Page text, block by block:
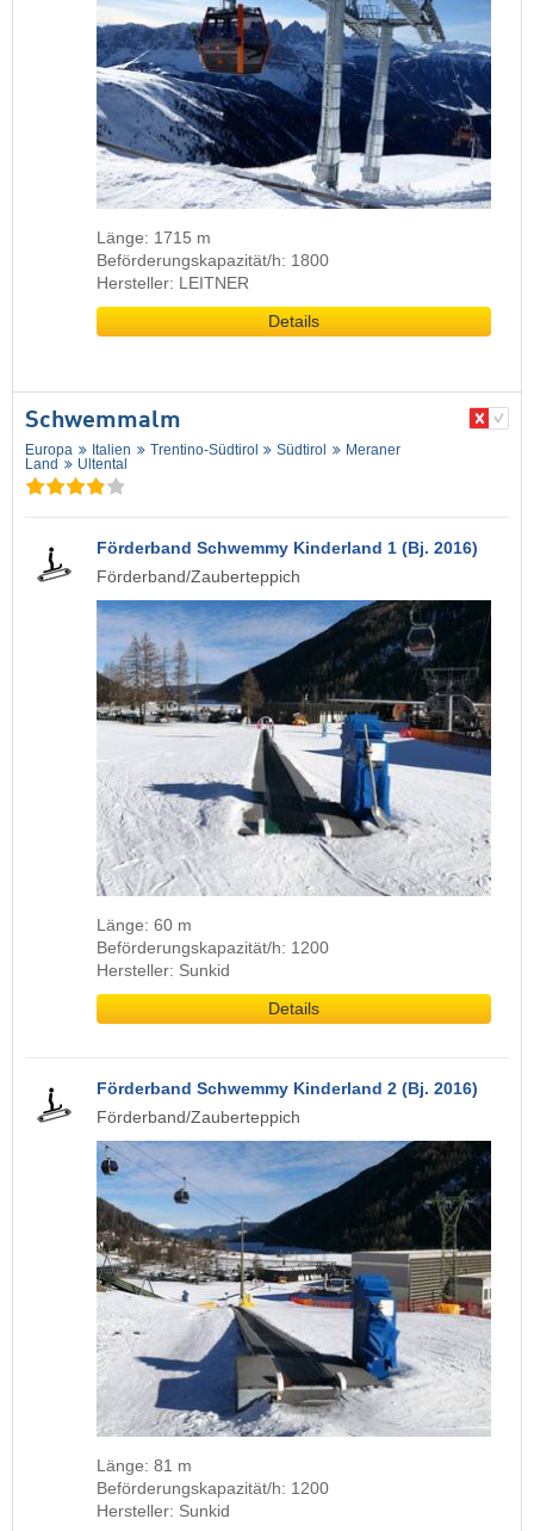
Länge: 1715 m
Beförderungskapazität/h: 1800
Hersteller: LEITNER
Details
Schwemmalm
Europa Italien Trentino-Südtirol Südtirol
Meraner
Land
Ultental
Förderband Schwemmy Kinderland 1 (Bj. 2016)
Förderband/Zauberteppich
Länge: 60 m
Beförderungskapazität/h: 1200
Hersteller: Sunkid
Details
Förderband Schwemmy Kinderland 2 (Bj. 2016)
Förderband/Zauberteppich
Länge: 81 m
Beförderungskapazität/h: 1200
Hersteller: Sunkid